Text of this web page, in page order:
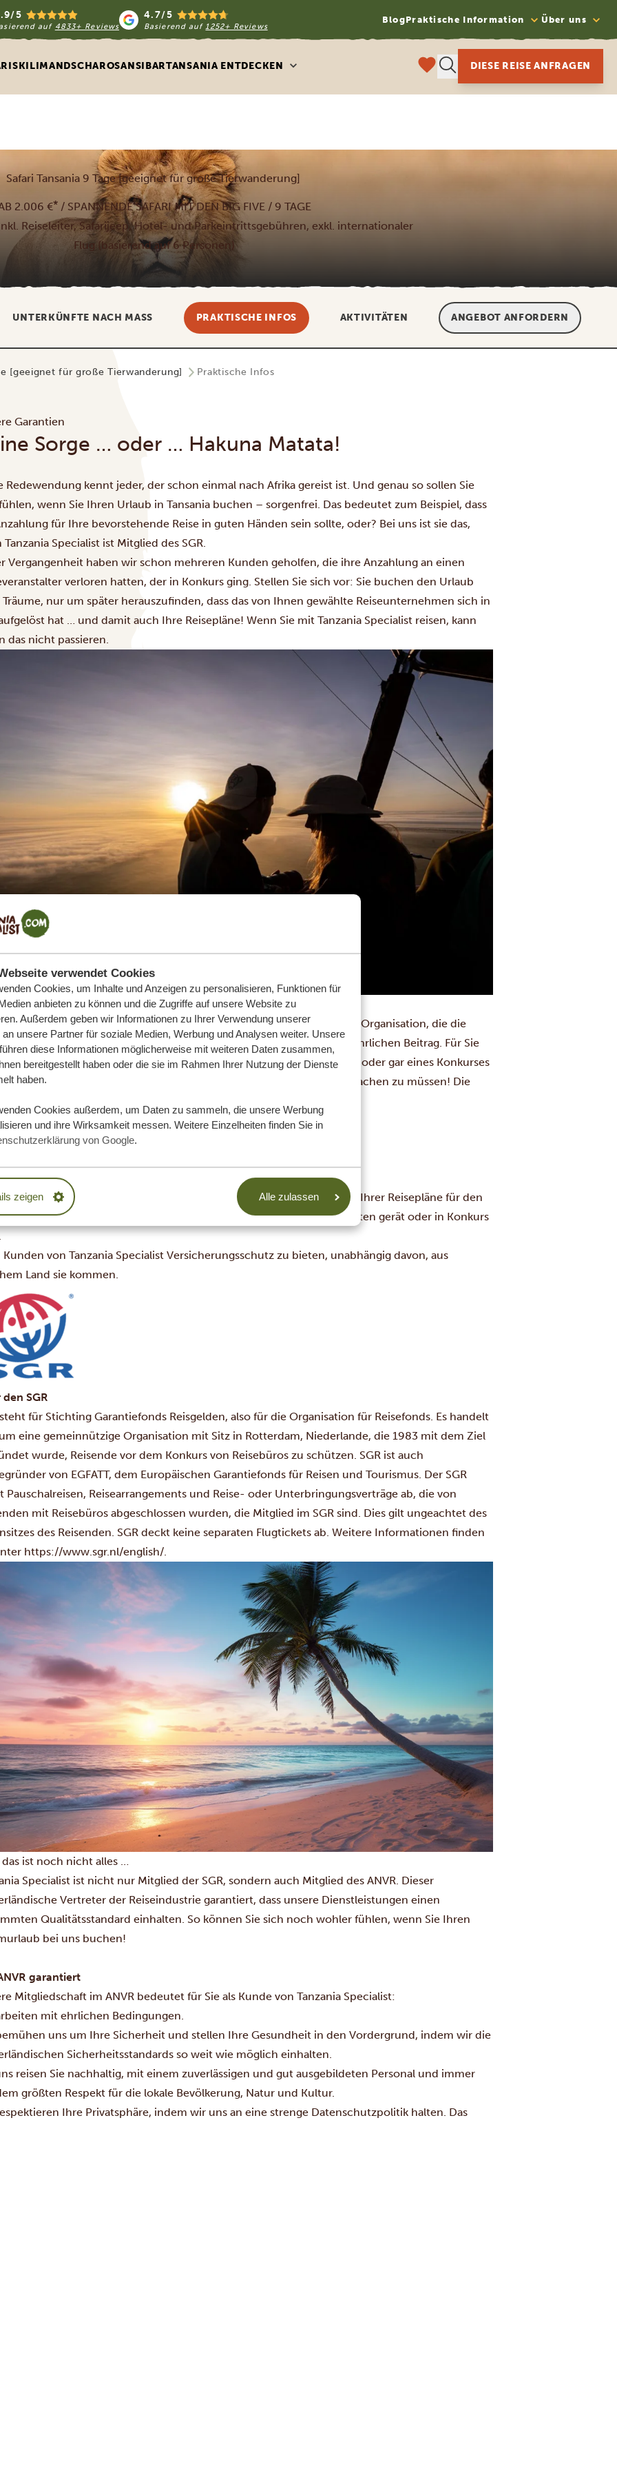
verwendet Cookies
Cookies, um Inhalte und Anzeigen zu personalisieren, Funktionen für
anbieten zu können und die Zugriffe auf unsere Website zu
Außerdem geben wir Informationen zu Ihrer Verwendung unserer
unsere Partner für soziale Medien, Werbung und Analysen weiter. Unsere
diese Informationen möglicherweise mit weiteren Daten zusammen,
bereitgestellt haben oder die sie im Rahmen Ihrer Nutzung der Dienste
haben.
Cookies außerdem, um Daten zu sammeln, die unsere Werbung
und ihre Wirksamkeit messen. Weitere Einzelheiten finden Sie in
von Google.
zeigen Alle zulassen
5
auf 4833+ Reviews
4.7/5
Basierend auf1252+ Reviews
BlogPraktische Information Über uns
KILIMANDSCHAROSANSIBARTANSANIA ENTDECKEN DIESE REISE ANFRAGEN
Safari Tansania 9 Tage [geeignet für große Tierwanderung]
2.006 €*/ SPANNENDE SAFARI MIT DEN BIG FIVE / 9 TAGE
Reiseleiter, Safarijeep, Hotel- und Parkeintrittsgebühren, exkl. internationaler
Flug (basierend auf 6 Personen)
UNTERKÜNFTE NACH MASS PRAKTISCHE INFOS AKTIVITÄTEN ANGEBOT ANFORDERN
[geeignet für große Tierwanderung] Praktische Infos
Garantien
Sorge … oder … Hakuna Matata!
Redewendung kennt jeder, der schon einmal nach Afrika gereist ist. Und genau so sollen Sie
wenn Sie Ihren Urlaub in Tansania buchen – sorgenfrei. Das bedeutet zum Beispiel, dass
für Ihre bevorstehende Reise in guten Händen sein sollte, oder? Bei uns ist sie das,
Tanzania Specialist ist Mitglied des SGR.
Vergangenheit haben wir schon mehreren Kunden geholfen, die ihre Anzahlung an einen
verloren hatten, der in Konkurs ging. Stellen Sie sich vor: Sie buchen den Urlaub
nur um später herauszufinden, dass das von Ihnen gewählte Reiseunternehmen sich in
hat … und damit auch Ihre Reisepläne! Wenn Sie mit Tanzania Specialist reisen, kann
das nicht passieren.
das?
Specialist ist Mitglied des SGR, einer niederländischen Non-Profit-Organisation, die die
von Individualreisenden schützt. Als Mitglied zahlen wir einen jährlichen Beitrag. Für Sie
bedeutet dies, dass Ihre Reisekasse im Falle finanzieller Probleme oder gar eines Konkurses
ist. So können Sie Ihren Urlaub bei uns buchen, ohne sich Sorgen machen zu müssen! Die
als zwei Millionen Buchungen pro Jahr haben eine SGR-Garantie.
hat über 250.000 Reisenden geholfen.
garantiert
von Anzahlungen bzw. die Garantie für die Fortsetzung Ihrer Reisepläne für den
Fall, dass Tanzania Specialist in finanzielle Schwierigkeiten gerät oder in Konkurs
Kunden von Tanzania Specialist Versicherungsschutz zu bieten, unabhängig davon, aus
Land sie kommen.
SGR
steht für Stichting Garantiefonds Reisgelden, also für die Organisation für Reisefonds. Es handelt
eine gemeinnützige Organisation mit Sitz in Rotterdam, Niederlande, die 1983 mit dem Ziel
wurde, Reisende vor dem Konkurs von Reisebüros zu schützen. SGR ist auch
von EGFATT, dem Europäischen Garantiefonds für Reisen und Tourismus. Der SGR
Pauschalreisen, Reisearrangements und Reise- oder Unterbringungsverträge ab, die von
mit Reisebüros abgeschlossen wurden, die Mitglied im SGR sind. Dies gilt ungeachtet des
des Reisenden. SGR deckt keine separaten Flugtickets ab. Weitere Informationen finden
https://www.sgr.nl/english/.
das ist noch nicht alles …
Specialist ist nicht nur Mitglied der SGR, sondern auch Mitglied des ANVR. Dieser
Vertreter der Reiseindustrie garantiert, dass unsere Dienstleistungen einen
Qualitätsstandard einhalten. So können Sie sich noch wohler fühlen, wenn Sie Ihren
bei uns buchen!
garantiert
Mitgliedschaft im ANVR bedeutet für Sie als Kunde von Tanzania Specialist:
mit ehrlichen Bedingungen.
uns um Ihre Sicherheit und stellen Ihre Gesundheit in den Vordergrund, indem wir die
Sicherheitsstandards so weit wie möglich einhalten.
reisen Sie nachhaltig, mit einem zuverlässigen und gut ausgebildeten Personal und immer
größten Respekt für die lokale Bevölkerung, Natur und Kultur.
Ihre Privatsphäre, indem wir uns an eine strenge Datenschutzpolitik halten. Das